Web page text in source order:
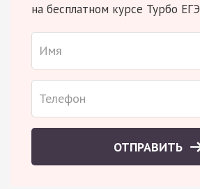
на бесплатном курсе Турбо ЕГЭ
ОТПРАВИТЬ